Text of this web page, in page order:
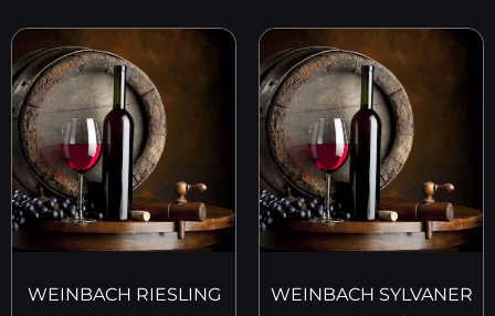
WEINBACH RIESLING
WEINBACH SYLVANER